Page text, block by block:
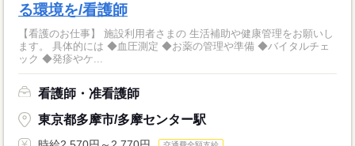
る環境を/看護師
【看護のお仕事】 施設利用者さまの 生活補助や健康管理をお願いし
ます。 具体的には ◆血圧測定 ◆お薬の管理や準備 ◆バイタルチェ
ック ◆発疹やケ...
看護師・准看護師
東京都多摩市/多摩センター駅